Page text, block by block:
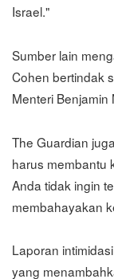
Israel."
Sumber lain
Cohen bertindak
Menteri Benjamin
The Guardian
harus membantu
Anda tidak ingin
membahayakan
Laporan
yang